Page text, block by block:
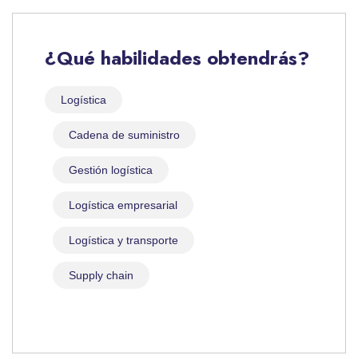
¿Qué habilidades obtendrás?
Logística
Cadena de suministro
Gestión logística
Logística empresarial
Logística y transporte
Supply chain